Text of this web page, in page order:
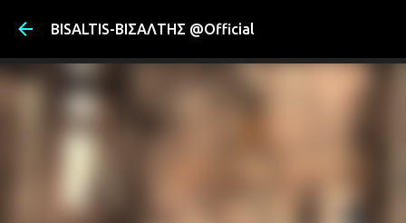
BISALTIS-ΒΙΣΑΛΤΗΣ @Official